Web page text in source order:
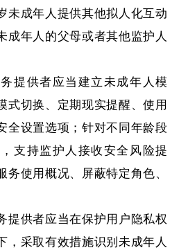
未成年人提供其他拟人化互动
成年人的父母或者其他监护人
供者应当建立未成年人模
式切换、定期现实提醒、使用
全设置选项；针对不同年龄段
支持监护人接收安全风险提
使用概况、屏蔽特定角色、
供者应当在保护用户隐私权
，采取有效措施识别未成年人